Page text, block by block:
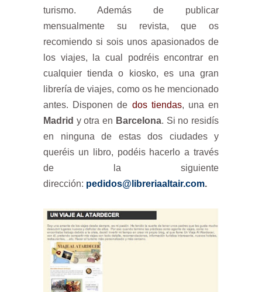
turismo. Además de publicar
mensualmente su revista, que os
recomiendo si sois unos apasionados de
los viajes, la cual podréis encontrar en
cualquier tienda o kiosko, es una gran
librería de viajes, como os he mencionado
antes. Disponen de dos tiendas, una en
Madrid y otra en Barcelona. Si no residís
en ninguna de estas dos ciudades y
queréis un libro, podéis hacerlo a través
de la siguiente
dirección: pedidos@libreriaaltair.com.